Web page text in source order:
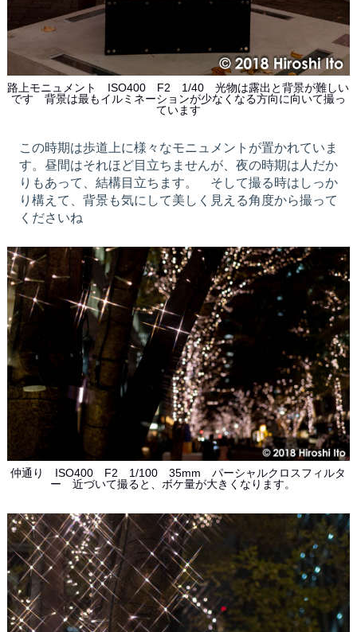
路上モニュメント ISO400 F2 1/40 光物は露出と背景が難しい
です 背景は最もイルミネーションが少なくなる方向に向いて撮っ
ています
この時期は歩道上に様々なモニュメントが置かれていま
す。昼間はそれほど目立ちませんが、夜の時期は人だか
りもあって、結構目立ちます。 そして撮る時はしっか
り構えて、背景も気にして美しく見える角度から撮って
くださいね
仲通り ISO400 F2 1/100 35mm パーシャルクロスフィルタ
ー 近づいて撮ると、ボケ量が大きくなります。